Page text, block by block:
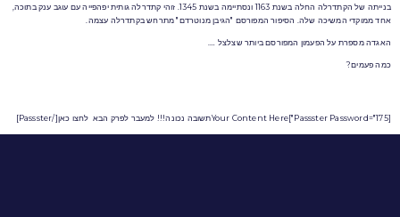
בנייתה של הקתדרלה החלה בשנת 1163 ונסתיימה בשנת 1345. זוהי קתדרלה גותית יפהפייה עם עוגב ענק בתוכה,
אחד ממוקדי המשיכה שלה. הסיפור המפורסם "הגיבן מנוטרדם" מתרחש בקתדרלה עצמה.
האגדה מספרת על הפעמון המפורסם ביותר שצלצל ….
כמה פעמים?
[passster Password="175"]Your Content Hereתשובה נכונה!!! למעבר לפרק הבא לחצו כאן[/passster]